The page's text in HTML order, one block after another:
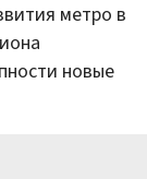
метро в
новые